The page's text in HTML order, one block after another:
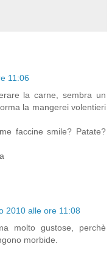
11:06
la carne, sembra un
la mangerei volentieri
faccine smile? Patate?
2010 alle ore 11:08
molto gustose, perchè
morbide.